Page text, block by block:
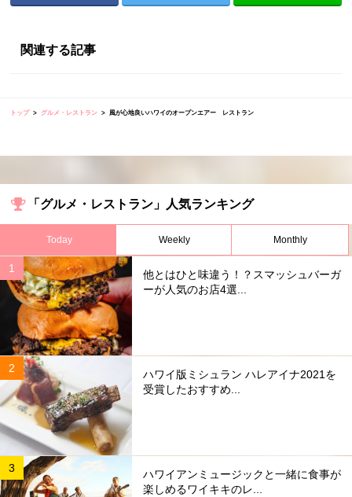
関連する記事
トップ グルメ・レストラン 風が心地良いハワイのオープンエアー レストラン
「グルメ・レストラン」人気ランキング
Today Weekly Monthly
他とはひと味違う！？スマッシュバーガ
ーが人気のお店4選...
ハワイ版ミシュラン ハレアイナ2021を
受賞したおすすめ...
ハワイアンミュージックと一緒に食事が
楽しめるワイキキのレ...